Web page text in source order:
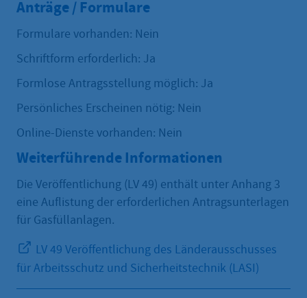
Anträge / Formulare
Formulare vorhanden: Nein
Schriftform erforderlich: Ja
Formlose Antragsstellung möglich: Ja
Persönliches Erscheinen nötig: Nein
Online-Dienste vorhanden: Nein
Weiterführende Informationen
Die Veröffentlichung (LV 49) enthält unter Anhang 3
eine Auflistung der erforderlichen Antragsunterlagen
für Gasfüllanlagen.
LV 49 Veröffentlichung des Länderausschusses
für Arbeitsschutz und Sicherheitstechnik (LASI)